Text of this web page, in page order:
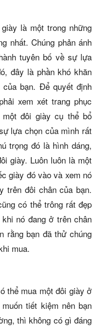
là một trong những
nhất. Chúng phản ánh
tuyên bố về sự lựa
đây là phần khó khăn
bạn. Để quyết định
xem xét trang phục
đôi giày cụ thể bổ
lựa chọn của mình rất
trọng đó là hình dáng,
giày. Luôn luôn là một
giày đó vào và xem nó
trên đôi chân của bạn.
có thể trông rất đẹp
nó đang ở trên chân
rằng bạn đã thử chúng
mua.
thể mua một đôi giày ở
tiết kiệm nên bạn
thì không có gì đáng